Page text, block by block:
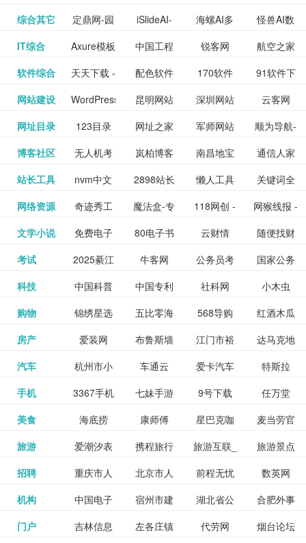
全 频
包括上映
影片的影
讯查询及
购票服
务。你可
和看过的
电影电视
剧，顺便
打分、写
味，豆瓣
电影会推
_www.sanmao.com.cn_
素材免费
图库
nas论
坛|nas1.cn|nas1|nas
流社区
文写作-AI
毕业设计-
PPT模板
生成
作 - 国内
领先的AI
图片、文
案创作平
讯飞星火-
懂我的AI
助手
更多>>
综合其它 定鼎网-园
林景观建
筑室内设
iSlideAI-
一键生成
PPT模板
海螺AI多
模态大语
言模型
怪兽AI数
字人
九章开物 更多>>
IT综合 Axure模板
网
中国工程
科技知识
中心
锐客网
航空之家
牛品汇
更多>>
软件综合 天天下载 -
绿色精品
软件应用
配色软件
园
170软件
下载站
91软件下
载
yx12345
下载站
更多>>
网站建设 WordPress
主题模板
下载_爱主
昆明网站
建设
深圳网站
建设
云客网
SEO众包
服务平台
深圳网站
建设
更多>>
网址目录 123目录
网
网址之家 军师网站
目录网址
大全
顺为导航-
办公运营
工具导航
易推分类
目录网
更多>>
博客社区 无人机考
证资讯网
岚柏博客 南昌地宝
网_南昌论
坛
通信人家
园
精易论坛 更多>>
站长工具 nvm中文
网
2898站长
资源平台
懒人工具 关键词全
网指数查
询
SEO工具
- 站长之家
更多>>
网络资源 奇迹秀工
具箱-设计
师必备设
辅助神器
魔法盒-专
业的游戏
动画特效
118网创 -
创业项目
资源分享
网猴线报 -
一个简单
且纯粹的
网站
线报酷 -
专注线报
活动
更多>>
文学小说 免费电子
书下载
网,txt小说
完结txt小
说-书本网
80电子书
_八零电子
书_80txt_
云财情 随便找财
经网
钱如故 更多>>
考试 2025綦江
区中考志
愿填报系
牛客网 公务员考
试-中公教
育网
国家公务
员局
公务员考
试信息网
更多>>
科技 中国科普
博览
中国专利
信息网
社科网
小木虫
中国科学
院
更多>>
购物 锦绣星选
海淘
五比零海
淘网
568导购
网
红酒木瓜
靓汤官网
淘宝 更多>>
房产 爱装网 布鲁斯墙
纸
江门市裕
华墙纸
达马克地
产
格莱美墙
纸
更多>>
汽车 杭州市小
客车总量
调控管理
车通云 爱卡汽车
导购
特斯拉
百度有驾
网
更多>>
手机 3367手机
游戏
七妹手游 9号下载
任万堂
游戏邦
更多>>
美食 海底捞 康师傅 星巴克咖
啡
麦当劳官
网
心食谱网 更多>>
旅游 爱潮汐表 携程旅行
网
旅游互联_
景点门票
预订
旅游景点
点评-猫途
鹰
北京旅游
网
更多>>
招聘 重庆市人
力资源和
社会保障
北京市人
力资源和
社会保障
前程无忧
招聘网
数英网
聘才网
更多>>
机构 中国电子
检验检疫
宿州市建
委网
湖北省公
管局
合肥外事
办
湖北省粮 更多>>
门户 吉林信息 左各庄镇 代劳网
烟台论坛